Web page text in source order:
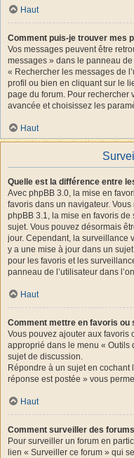
Haut
Comment puis-je trouver mes
Vos messages peuvent être
messages » dans le panneau
« Rechercher les messages de
profil ou bien en cliquant sur le
page du forum. Pour rechercher
avancée et choisissez les
Haut
Quelle est la différence entre
Avec phpBB 3.0, la mise en
favoris dans un navigateur.
phpBB 3.1, la mise en favoris de
sujet. Vous pouvez désormais
jour. Cependant, la surveillance
y a une mise à jour dans un
pour les favoris et les
panneau de l’utilisateur dans
Haut
Comment mettre en favoris ou
Vous pouvez ajouter aux favoris
approprié dans le menu « Outils
sujet de discussion.
Répondre à un sujet en cochant
réponse est postée » vous
Haut
Comment surveiller des
Pour surveiller un forum en
lien « Surveiller ce forum » qui